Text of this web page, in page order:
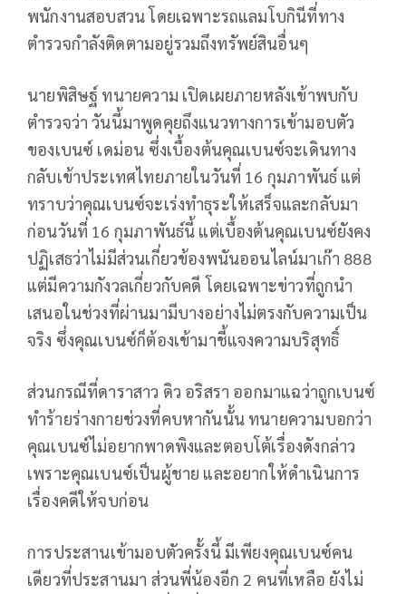
พนักงานสอบสวน โดยเฉพาะรถแลมโบกินีที่ทาง
ตำรวจกำลังติดตามอยู่รวมถึงทรัพย์สินอื่นๆ
นายพิสิษฐ์ ทนายความ เปิดเผยภายหลังเข้าพบกับ
ตำรวจว่า วันนี้มาพูดคุยถึงแนวทางการเข้ามอบตัว
ของเบนซ์ เดม่อน ซึ่งเบื้องต้นคุณเบนซ์จะเดินทาง
กลับเข้าประเทศไทยภายในวันที่ 16 กุมภาพันธ์ แต่
ทราบว่าคุณเบนซ์จะเร่งทำธุระให้เสร็จและกลับมา
ก่อนวันที่ 16 กุมภาพันธ์นี้ แต่เบื้องต้นคุณเบนซ์ยังคง
ปฏิเสธว่าไม่มีส่วนเกี่ยวข้องพนันออนไลน์มาเก๊า 888
แต่มีความกังวลเกี่ยวกับคดี โดยเฉพาะข่าวที่ถูกนำ
เสนอในช่วงที่ผ่านมามีบางอย่างไม่ตรงกับความเป็น
จริง ซึ่งคุณเบนซ์ก็ต้องเข้ามาชี้แจงความบริสุทธิ์
ส่วนกรณีที่ดาราสาว ดิว อริสรา ออกมาแฉว่าถูกเบนซ์
ทำร้ายร่างกายช่วงที่คบหากันนั้น ทนายความบอกว่า
คุณเบนซ์ไม่อยากพาดพิงและตอบโต้เรื่องดังกล่าว
เพราะคุณเบนซ์เป็นผู้ชาย และอยากให้ดำเนินการ
เรื่องคดีให้จบก่อน
การประสานเข้ามอบตัวครั้งนี้ มีเพียงคุณเบนซ์คน
เดียวที่ประสานมา ส่วนพี่น้องอีก 2 คนที่เหลือ ยังไม่